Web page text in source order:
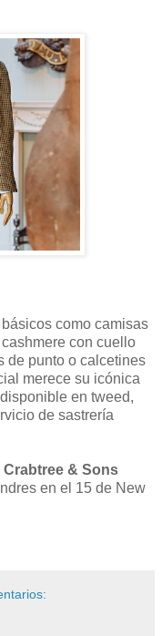
como camisas
con cuello
de punto o calcetines
merece su icónica
en tweed,
de sastrería
Crabtree & Sons
en el 15 de New